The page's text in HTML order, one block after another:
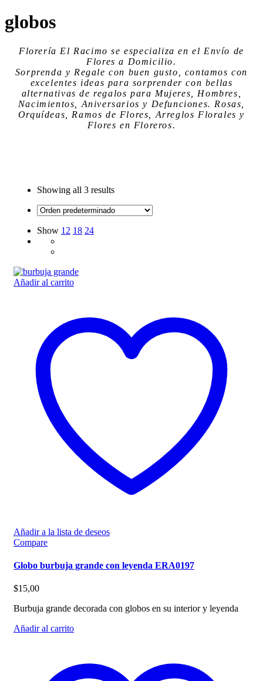
globos
Florería El Racimo se especializa en el Envío de
Flores a Domicilio.
Sorprenda y Regale con buen gusto, contamos con
excelentes ideas para sorprender con bellas
alternativas de regalos para Mujeres, Hombres,
Nacimientos, Aniversarios y Defunciones. Rosas,
Orquídeas, Ramos de Flores, Arreglos Florales y
Flores en Floreros.
Showing all 3 results
Show 12 18 24
Añadir al carrito
Añadir a la lista de deseos
Compare
Globo burbuja grande con leyenda ERA0197
$15,00
Burbuja grande decorada con globos en su interior y leyenda
Añadir al carrito